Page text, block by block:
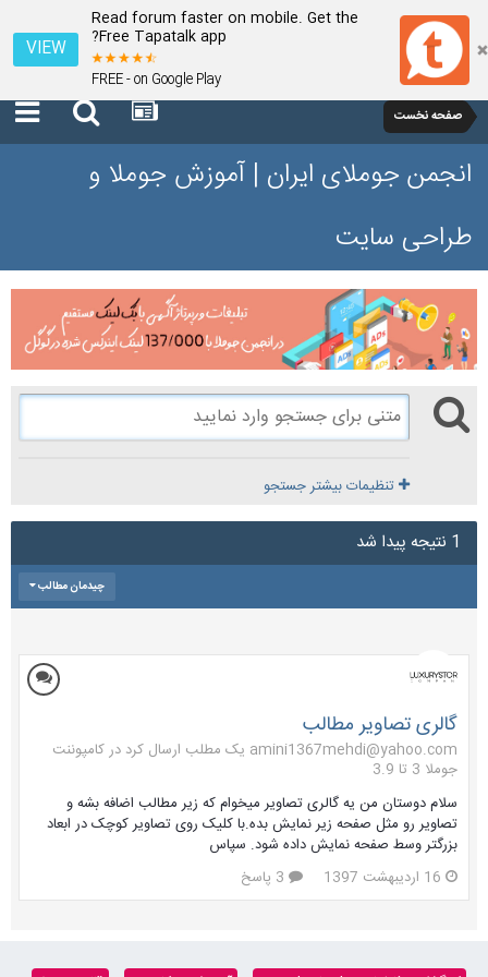
Read forum faster on mobile. Get the
Free Tapatalk app?
FREE - on Google Play
VIEW
صفحه نخست
انجمن جوملای ایران | آموزش جوملا و
طراحی سایت
تنظیمات بیشتر جستجو
1 نتیجه پیدا شد
چیدمان مطالب
گالری تصاویر مطالب
amini1367mehdi@yahoo.com یک مطلب ارسال کرد در
کامپوننت
جوملا 3 تا 3.9
سلام دوستان من یه گالری تصاویر میخوام که زیر مطالب اضافه بشه و
تصاویر رو مثل صفحه زیر نمایش بده.با کلیک روی تصاویر کوچک در ابعاد
بزرگتر وسط صفحه نمایش داده شود. سپاس
16 اردیبهشت 1397